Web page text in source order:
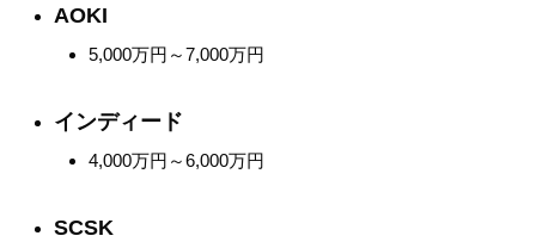
AOKI
5,000万円～7,000万円
インディード
4,000万円～6,000万円
SCSK